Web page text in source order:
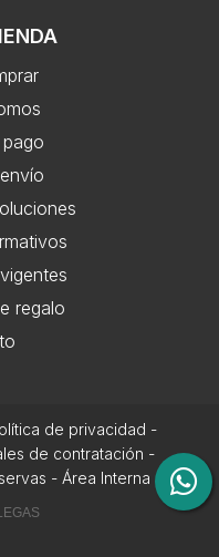
regalo
de privacidad -
de contratación -
- Área Interna